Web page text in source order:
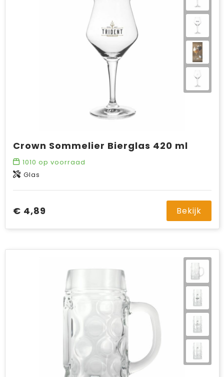
Crown Sommelier Bierglas 420 ml
1010 op voorraad
Glas
€ 4,89 Bekijk